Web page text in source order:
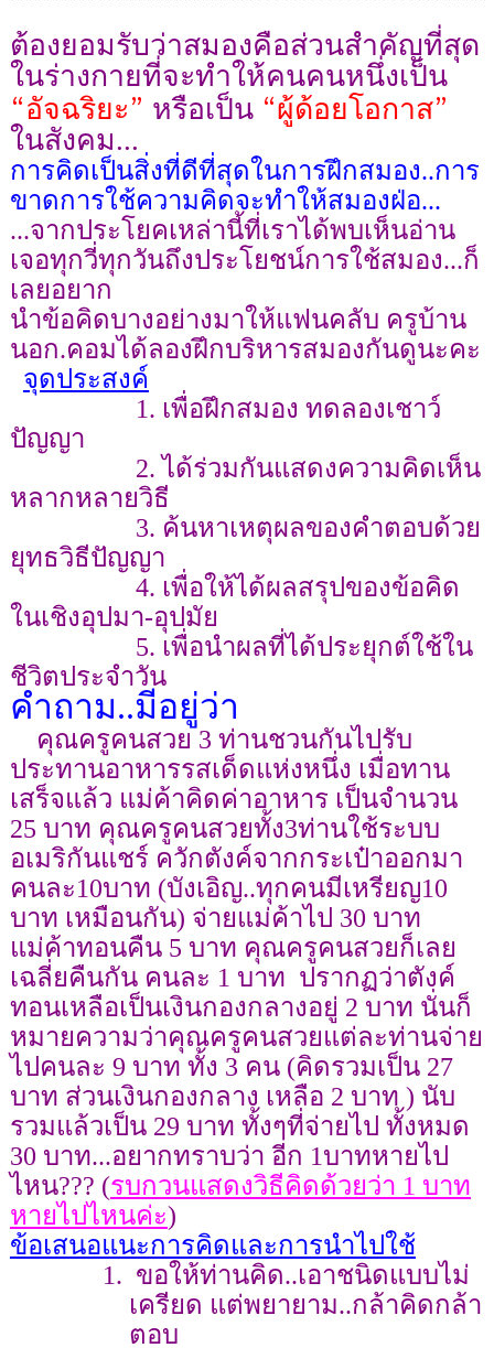
ต้องยอมรับว่าสมองคือส่วนสำคัญที่สุด
ในร่างกายที่จะทำให้คนคนหนึ่งเป็น
“อัจฉริยะ” หรือเป็น “ผู้ด้อยโอกาส”
ในสังคม...
การคิดเป็นสิ่งที่ดีที่สุดในการฝึกสมอง..การ
ขาดการใช้ความคิดจะทำให้สมองฝ่อ...
...จากประโยคเหล่านี้ที่เราได้พบเห็นอ่าน
เจอทุกวี่ทุกวันถึงประโยชน์การใช้สมอง...ก็
เลยอยาก
นำข้อคิดบางอย่างมาให้แฟนคลับ ครูบ้าน
นอก.คอมได้ลองฝึกบริหารสมองกันดูนะคะ
จุดประสงค์
1. เพื่อฝึกสมอง ทดลองเชาว์
ปัญญา
2. ได้ร่วมกันแสดงความคิดเห็น
หลากหลายวิธี
3. ค้นหาเหตุผลของคำตอบด้วย
ยุทธวิธีปัญญา
4. เพื่อให้ได้ผลสรุปของข้อคิด
ในเชิงอุปมา-อุปมัย
5. เพื่อนำผลที่ได้ประยุกต์ใช้ใน
ชีวิตประจำวัน
คำถาม..มีอยู่ว่า
คุณครูคนสวย 3 ท่านชวนกันไปรับ
ประทานอาหารรสเด็ดแห่งหนึ่ง เมื่อทาน
เสร็จแล้ว แม่ค้าคิดค่าอาหาร เป็นจำนวน
25 บาท คุณครูคนสวยทั้ง3ท่านใช้ระบบ
อเมริกันแชร์ ควักตังค์จากกระเป๋าออกมา
คนละ10บาท (บังเอิญ..ทุกคนมีเหรียญ10
บาท เหมือนกัน) จ่ายแม่ค้าไป 30 บาท
แม่ค้าทอนคืน 5 บาท คุณครูคนสวยก็เลย
เฉลี่ยคืนกัน คนละ 1 บาท ปรากฏว่าตังค์
ทอนเหลือเป็นเงินกองกลางอยู่ 2 บาท นั่นก็
หมายความว่าคุณครูคนสวยแต่ละท่านจ่าย
ไปคนละ 9 บาท ทั้ง 3 คน (คิดรวมเป็น 27
บาท ส่วนเงินกองกลาง เหลือ 2 บาท ) นับ
รวมแล้วเป็น 29 บาท ทั้งๆที่จ่ายไป ทั้งหมด
30 บาท...อยากทราบว่า อีก 1บาทหายไป
ไหน??? (รบกวนแสดงวิธีคิดด้วยว่า 1 บาท
หายไปไหนค่ะ)
ข้อเสนอแนะการคิดและการนำไปใช้
1. ขอให้ท่านคิด..เอาชนิดแบบไม่
เครียด แต่พยายาม..กล้าคิดกล้า
ตอบ